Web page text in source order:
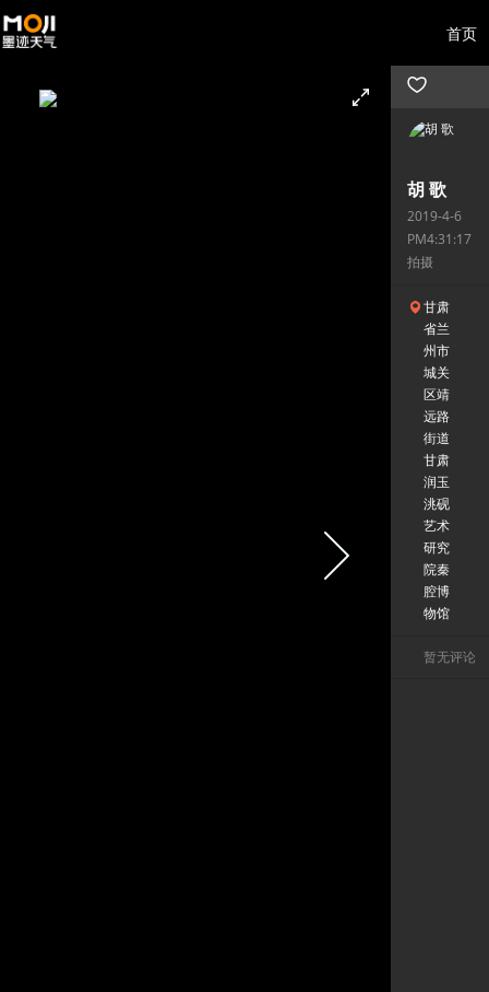
首页
胡 歌
2019-4-6
PM4:31:17
拍摄
甘肃
省兰
州市
城关
区靖
远路
街道
甘肃
润玉
洮砚
艺术
研究
院秦
腔博
物馆
暂无评论